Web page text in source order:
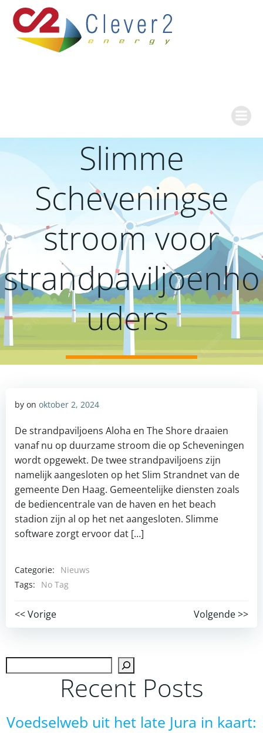
naar
de
inhoud
Slimme
Scheveningse
stroom voor
strandpaviljoenho
uders
by on oktober 2, 2024
De strandpaviljoens Aloha en The Shore draaien
vanaf nu op duurzame stroom die op Scheveningen
wordt opgewekt. De twee strandpaviljoens zijn
namelijk aangesloten op het Slim Strandnet van de
gemeente Den Haag. Gemeentelijke diensten zoals
de bediencentrale van de haven en het beach
stadion zijn al op het net aangesloten. Slimme
software zorgt ervoor dat […]
Categorie:
Nieuws
Tags:
No Tag
Post
navigation
<< Vorige
Post
navigation
Volgende >>
Recent Posts
Voedselweb uit het late Jura in kaart: